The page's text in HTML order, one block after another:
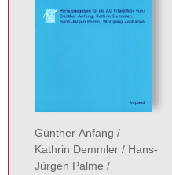
Günther Anfang /
Kathrin Demmler / Hans-
Jürgen Palme /